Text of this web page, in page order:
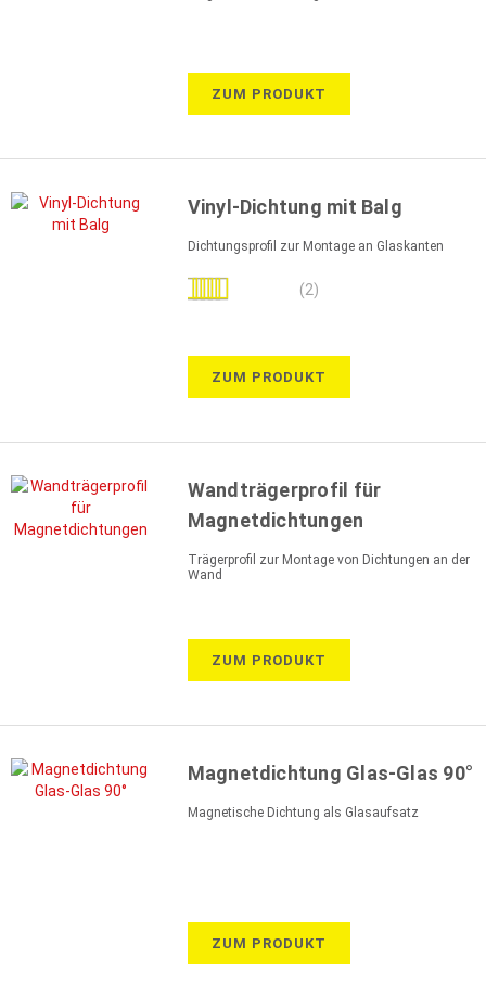
ZUM PRODUKT
Vinyl-Dichtung mit Balg
Dichtungsprofil zur Montage an Glaskanten
Bewertung: (2)
ZUM PRODUKT
Wandträgerprofil für
Magnetdichtungen
Trägerprofil zur Montage von Dichtungen an der
Wand
ZUM PRODUKT
Magnetdichtung Glas-Glas 90°
Magnetische Dichtung als Glasaufsatz
ZUM PRODUKT